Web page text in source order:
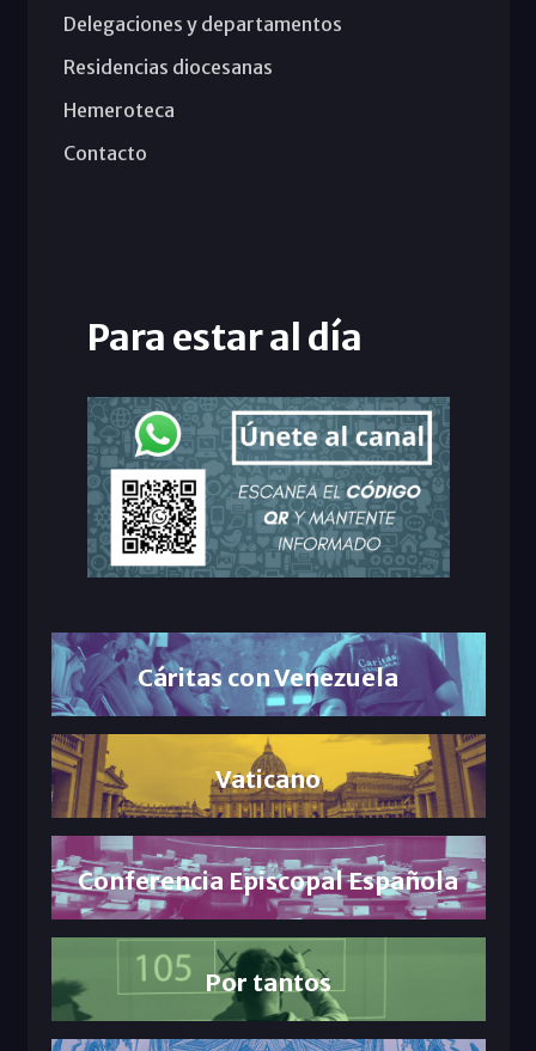
Delegaciones y departamentos
Residencias diocesanas
Hemeroteca
Contacto
Para estar al día
Cáritas con Venezuela
Vaticano
Conferencia Episcopal Española
Por tantos